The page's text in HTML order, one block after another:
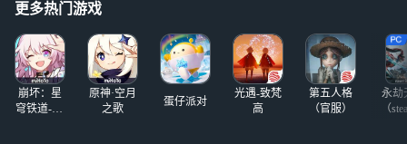
更多热门游戏
崩坏：星
穹铁道-4.4
原神·空月
之歌
蛋仔派对
光遇-致梵
高
第五人格
（官服）
永劫
（